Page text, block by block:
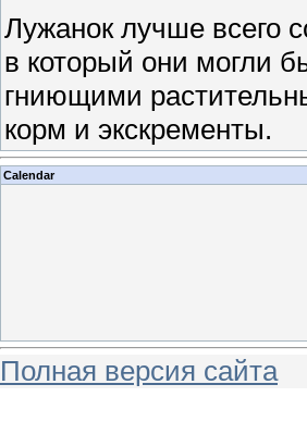
Лужанок лучше всего
в который они могли
гниющими
корм и экскременты.
Calendar
Полная версия сайта